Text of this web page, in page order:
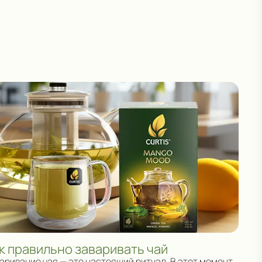
правильно заваривать чай